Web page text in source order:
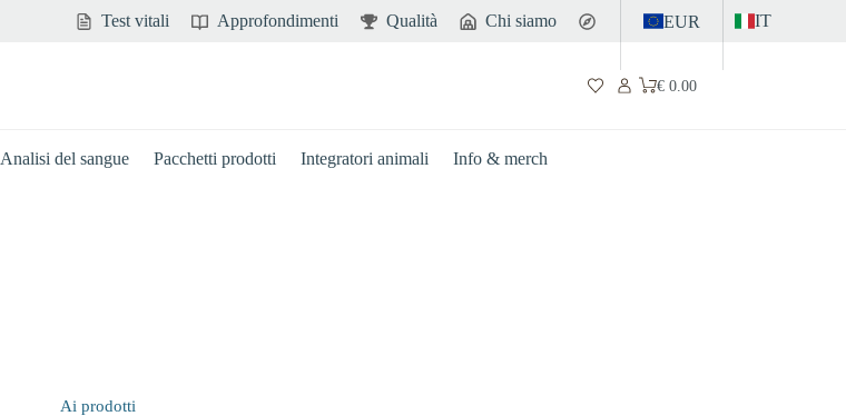
Test vitali Approfondimenti Qualità Chi siamo ContattoEUR IT
Carrello
€0.00
Analisi del sangue Pacchetti prodotti Integratori animali Info & merch
Ai prodotti